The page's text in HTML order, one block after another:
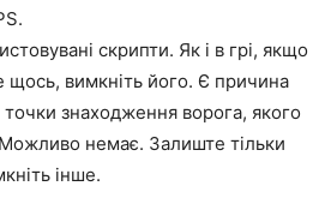
скрипти. Як і в грі, якщо
щось, вимкніть його. Є причина
знаходження ворога, якого
немає. Залиште тільки
інше.